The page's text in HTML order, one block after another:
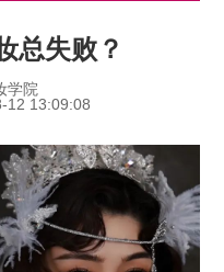
总失败？
学院
12 13:09:08